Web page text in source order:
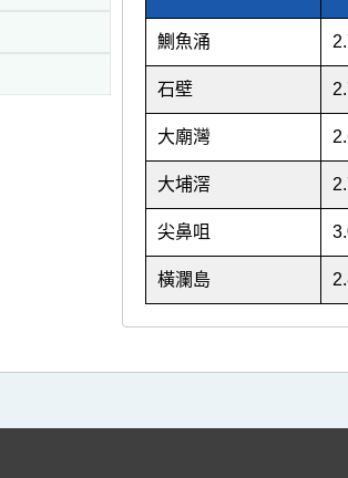
鰂魚涌
石壁
大廟灣
大埔滘
尖鼻咀
橫瀾島